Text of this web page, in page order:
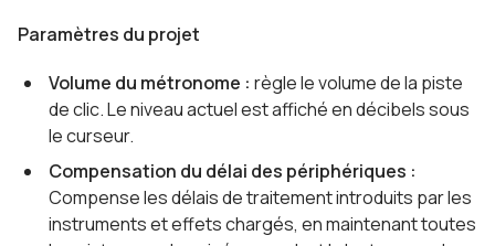
Paramètres du projet
Volume du métronome : règle le volume de la piste
de clic. Le niveau actuel est affiché en décibels sous
le curseur.
Compensation du délai des périphériques :
Compense les délais de traitement introduits par les
instruments et effets chargés, en maintenant toutes